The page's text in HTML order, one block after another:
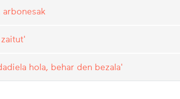
arbonesak
hola, behar den bezala'